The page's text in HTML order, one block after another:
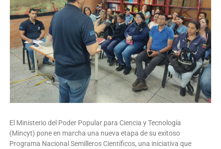
El Ministerio del Poder Popular para Ciencia y Tecnología
(Mincyt) pone en marcha una nueva etapa de su exitoso
Programa Nacional Semilleros Científicos, una iniciativa que